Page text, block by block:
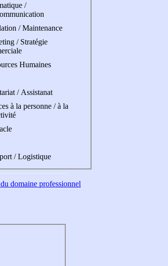
/
/ Maintenance
/ Stratégie
Humaines
/ Assistanat
à la personne / à la
/ Logistique
domaine professionnel